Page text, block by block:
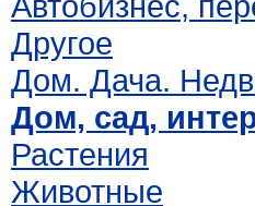
Другое
Дом. Дача.
Дом, сад,
Растения
Животные